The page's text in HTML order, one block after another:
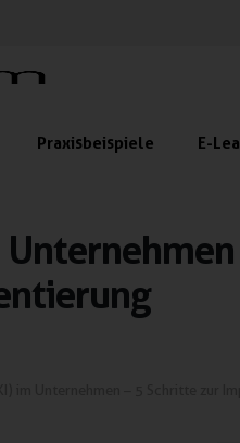
Praxisbeispiele E-